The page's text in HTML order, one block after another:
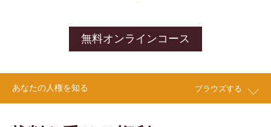
無料オンラインコース
あなたの人権を知る ブラウズする